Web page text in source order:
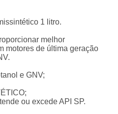
1 litro.
melhor
motores de última geração
e GNV;
ou excede API SP.